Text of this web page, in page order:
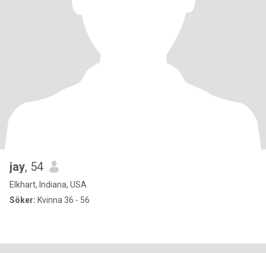
jay, 54
Elkhart, Indiana, USA
Söker: Kvinna 36 - 56